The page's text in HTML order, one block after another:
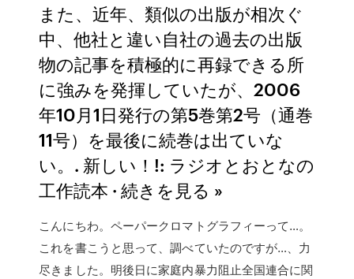
また、近年、類似の出版が相次ぐ
中、他社と違い自社の過去の出版
物の記事を積極的に再録できる所
に強みを発揮していたが、2006
年10月1日発行の第5巻第2号（通巻
11号）を最後に続巻は出ていな
い。. 新しい！!: ラジオとおとなの
工作読本 · 続きを見る »
こんにちわ。ペーパークロマトグラフィーって…。
これを書こうと思って、調べていたのですが…、力
尽きました。明後日に家庭内暴力阻止全国連合に関